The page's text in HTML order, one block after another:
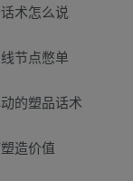
术怎么说
节点憋单
的塑品话术
造价值